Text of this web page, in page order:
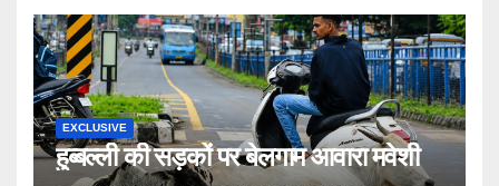
EXCLUSIVE
हुब्बल्ली की सड़कों पर बेलगाम आवारा मवेशी